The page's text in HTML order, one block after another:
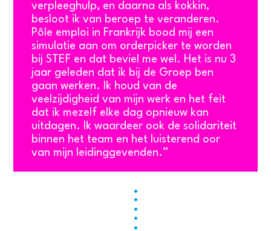
verpleeghulp, en daarna als kokkin,
besloot ik van beroep te veranderen.
Pôle emploi in Frankrijk bood mij een
simulatie aan om orderpicker te worden
bij STEF en dat beviel me wel. Het is nu 3
jaar geleden dat ik bij de Groep ben
gaan werken. Ik houd van de
veelzijdigheid van mijn werk en het feit
dat ik mezelf elke dag opnieuw kan
uitdagen. Ik waardeer ook de solidariteit
binnen het team en het luisterend oor
van mijn leidinggevenden.”